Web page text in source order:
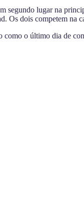
segundo lugar na
Os dois competem na
como o último dia de